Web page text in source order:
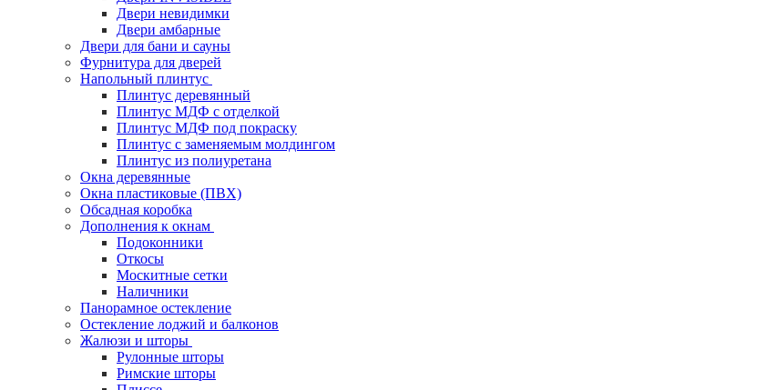
Двери невидимки
Двери амбарные
Двери для бани и сауны
Фурнитура для дверей
Напольный плинтус
Плинтус деревянный
Плинтус МДФ с отделкой
Плинтус МДФ под покраску
Плинтус с заменяемым молдингом
Плинтус из полиуретана
Окна деревянные
Окна пластиковые (ПВХ)
Обсадная коробка
Дополнения к окнам
Подоконники
Откосы
Москитные сетки
Наличники
Панорамное остекление
Остекление лоджий и балконов
Жалюзи и шторы
Рулонные шторы
Римские шторы